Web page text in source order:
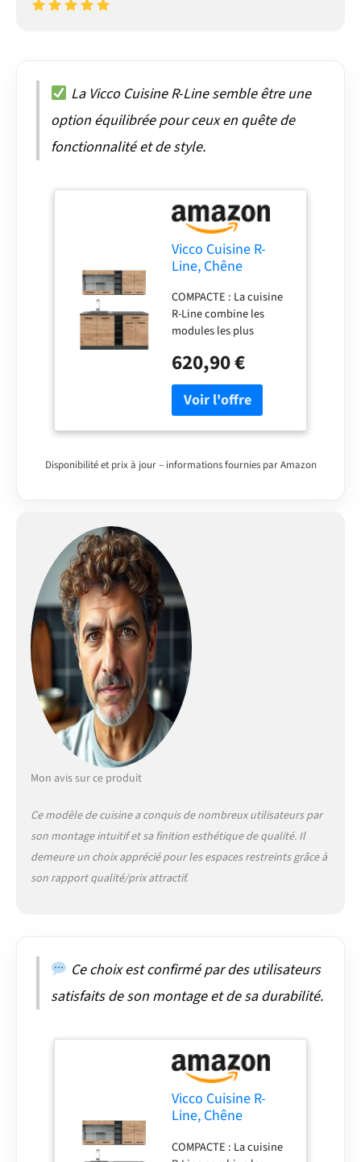
La Vicco Cuisine R-Line semble être une
option équilibrée pour ceux en quête de
fonctionnalité et de style.
Vicco Cuisine R-
Line, Chêne
160cm
COMPACTE : La cuisine
R-Line combine les
modules les plus
espace réduit. Des
façades entièrement
intégrées pour lave-
vaisselle Vicco sont
disponibles en option.
PRATIQUE : La cuisine
fonctionnel. Les pieds
réglables en hauteur
assurent un confort
supplémentaire.
DIMENSIONS : Le bloc
cuisine a une largeur de
160 cm. Les meubles
bas ont une profondeur
de 46 cm. Toutes les
dimensions détaillées
particules de 16 mm
avec revêtement en
résine mélaminée.
CONTENU DE
indication contraire, les
appareils
électroménagers et les
compris dans la
livraison).
620,90 €
Disponibilité et prix à jour – informations fournies par Amazon
Mon avis sur ce produit
Ce modèle de cuisine a conquis de nombreux utilisateurs par
son montage intuitif et sa finition esthétique de qualité. Il
demeure un choix apprécié pour les espaces restreints grâce à
son rapport qualité/prix attractif.
Ce choix est confirmé par des utilisateurs
satisfaits de son montage et de sa durabilité.
Vicco Cuisine R-
Line, Chêne
160cm
COMPACTE : La cuisine